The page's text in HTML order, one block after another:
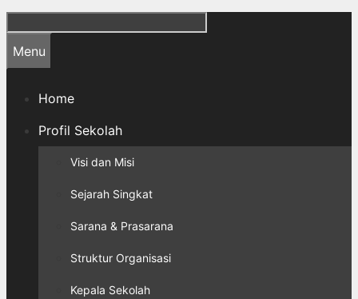
Cari
Menu
Home
Profil Sekolah
Visi dan Misi
Sejarah Singkat
Sarana & Prasarana
Struktur Organisasi
Kepala Sekolah